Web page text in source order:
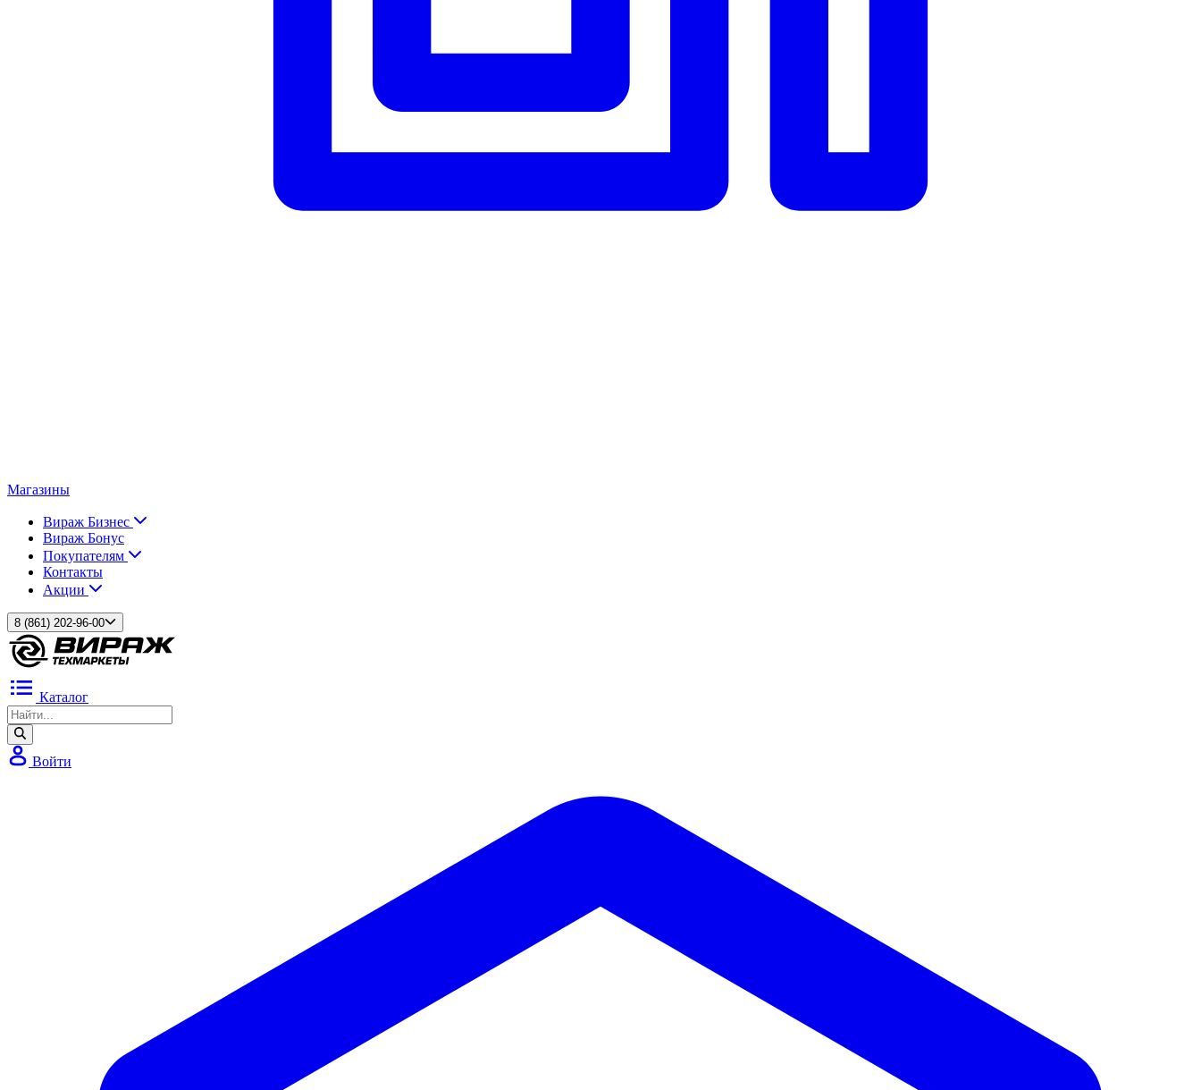
Магазины
Вираж Бизнес
Вираж Бонус
Покупателям
Контакты
Акции
8 (861) 202-96-00
Каталог
Войти